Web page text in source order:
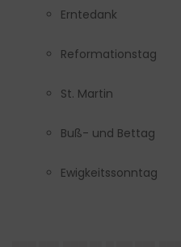
Erntedank
Reformationstag
St. Martin
Buß- und Bettag
Ewigkeitssonntag